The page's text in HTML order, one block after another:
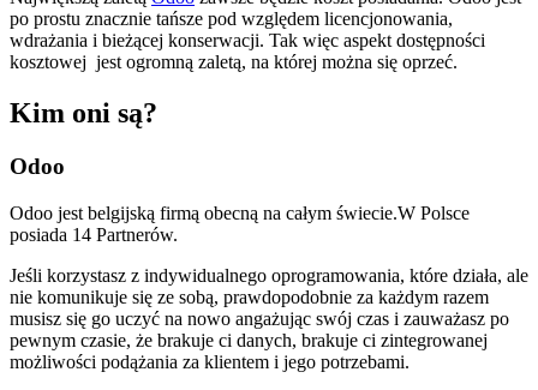
po prostu znacznie tańsze pod względem licencjonowania,
wdrażania i bieżącej konserwacji. Tak więc aspekt dostępności
kosztowej jest ogromną zaletą, na której można się oprzeć.
Kim oni są?
Odoo
Odoo jest belgijską firmą obecną na całym świecie.W Polsce
posiada 14 Partnerów.
Jeśli korzystasz z indywidualnego oprogramowania, które działa, ale
nie komunikuje się ze sobą, prawdopodobnie za każdym razem
musisz się go uczyć na nowo angażując swój czas i zauważasz po
pewnym czasie, że brakuje ci danych, brakuje ci zintegrowanej
możliwości podążania za klientem i jego potrzebami.